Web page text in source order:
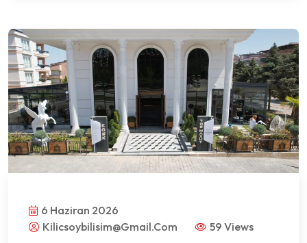
6 Haziran 2026
Kilicsoybilisim@gmail.com
59 Views